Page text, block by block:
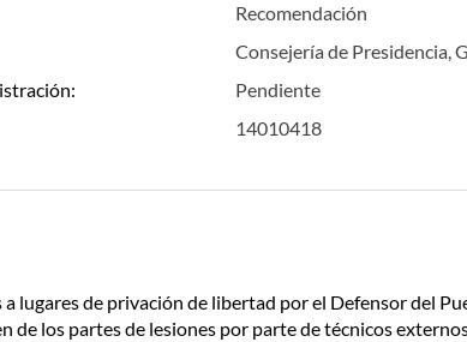
Recomendación
Consejería de Presidencia,
Pendiente
14010418
a lugares de privación de libertad por el Defensor del
de los partes de lesiones por parte de técnicos